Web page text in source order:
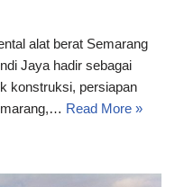
alat berat Semarang
Jaya hadir sebagai
konstruksi, persiapan
Read More »